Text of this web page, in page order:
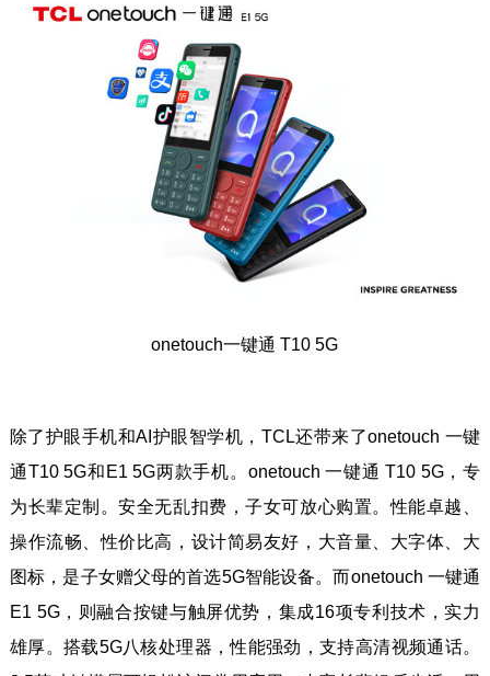
onetouch一键通 T10 5G
除了护眼手机和AI护眼智学机，TCL还带来了onetouch 一键
通T10 5G和E1 5G两款手机。onetouch 一键通 T10 5G，专
为长辈定制。安全无乱扣费，子女可放心购置。性能卓越、
操作流畅、性价比高，设计简易友好，大音量、大字体、大
图标，是子女赠父母的首选5G智能设备。而onetouch 一键通
E1 5G，则融合按键与触屏优势，集成16项专利技术，实力
雄厚。搭载5G八核处理器，性能强劲，支持高清视频通话。